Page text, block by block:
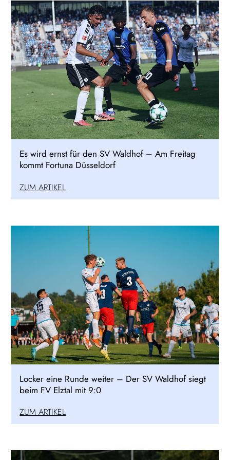
Es wird ernst für den SV Waldhof – Am Freitag
kommt Fortuna Düsseldorf
ZUM ARTIKEL
Locker eine Runde weiter – Der SV Waldhof siegt
beim FV Elztal mit 9:0
ZUM ARTIKEL